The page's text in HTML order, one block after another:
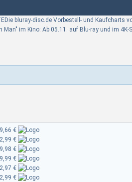
Die bluray-disc.de Vorbestell- und Kaufcharts
Man" im Kino: Ab 05.11. auf Blu-ray und im 4K-
€
€
€
€
€
€